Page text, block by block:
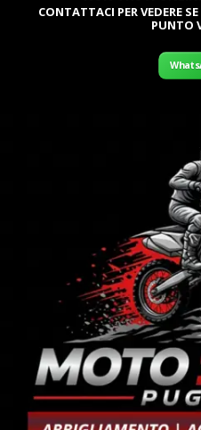
CONTATTACI PER VEDERE
PUNTO